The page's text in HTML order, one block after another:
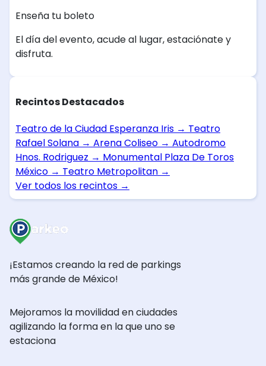
Enseña tu boleto
El día del evento, acude al lugar, estaciónate y
disfruta.
Recintos Destacados
Teatro de la Ciudad Esperanza Iris → Teatro
Rafael Solana → Arena Coliseo → Autodromo
Hnos. Rodriguez → Monumental Plaza De Toros
México → Teatro Metropolitan →
Ver todos los recintos →
¡Estamos creando la red de parkings
más grande de México!
Mejoramos la movilidad en ciudades
agilizando la forma en la que uno se
estaciona